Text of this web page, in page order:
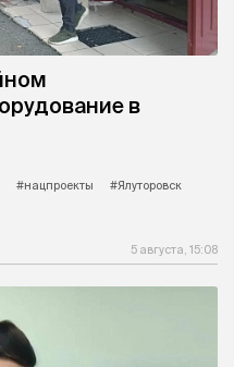
в
#нацпроекты
#Ялуторовск
5 августа, 15:08